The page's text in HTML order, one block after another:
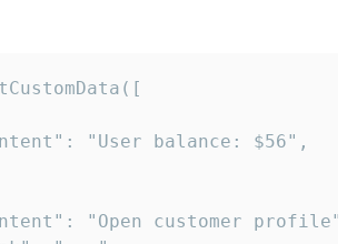
"User balance: $56",
"Open customer